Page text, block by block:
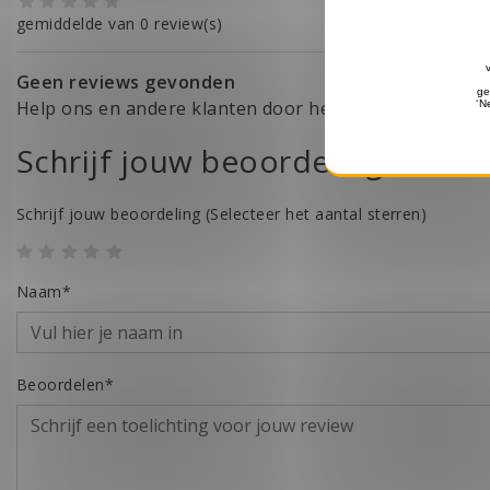
gemiddelde van 0 review(s)
Geen reviews gevonden
Help ons en andere klanten door het schrijven van
Schrijf jouw beoordeling
Schrijf jouw beoordeling (Selecteer het aantal sterren)
Naam*
Beoordelen*